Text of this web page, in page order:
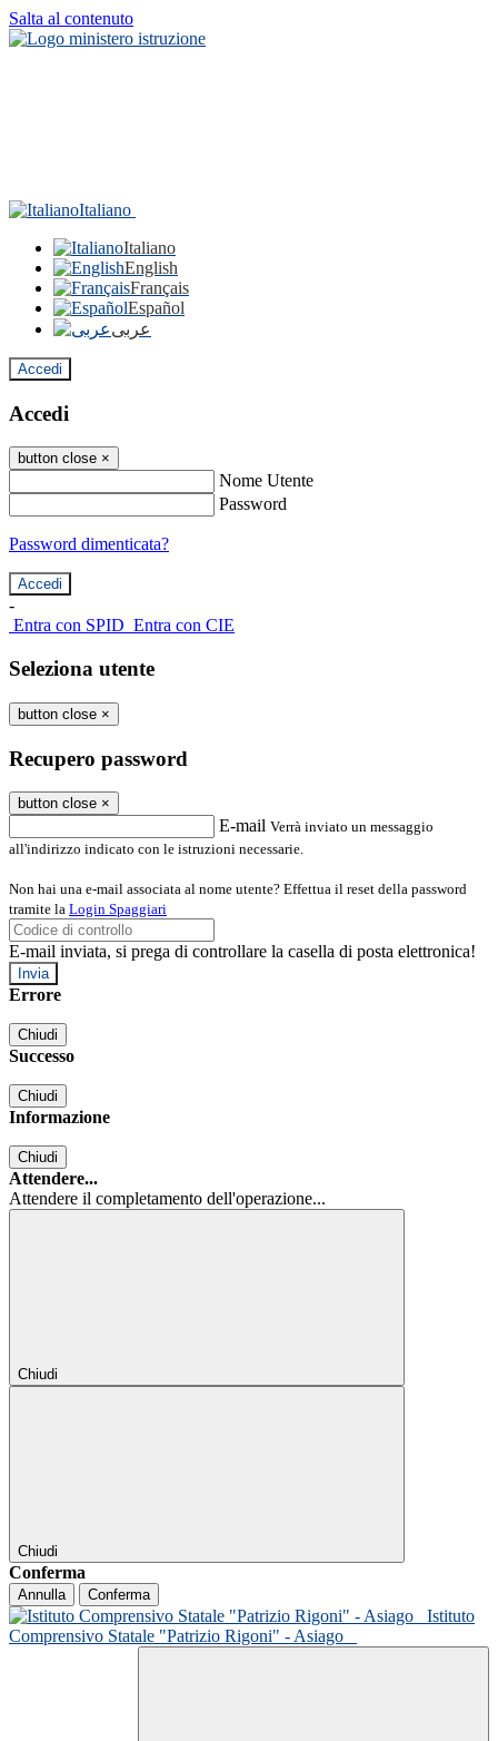
Salta al contenuto
Italiano
Italiano
English
Français
Español
عربى
Accedi
Accedi
button close ×
Nome Utente
Password
Password dimenticata?
-
Entra con SPID Entra con CIE
Seleziona utente
button close ×
Recupero password
button close ×
E-mail Verrà inviato un messaggio
all'indirizzo indicato con le istruzioni necessarie.
Non hai una e-mail associata al nome utente? Effettua il reset della password
tramite la Login Spaggiari
E-mail inviata, si prega di controllare la casella di posta elettronica!
Errore
Chiudi
Successo
Chiudi
Informazione
Chiudi
Attendere...
Attendere il completamento dell'operazione...
Chiudi
Chiudi
Conferma
Annulla Conferma
Istituto
Comprensivo Statale "Patrizio Rigoni" - Asiago